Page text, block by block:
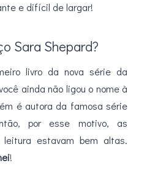
e difícil de largar!
Sara Shepard?
livro da nova série da
ainda não ligou o nome à
é autora da famosa série
por esse motivo, as
estavam bem altas.
!